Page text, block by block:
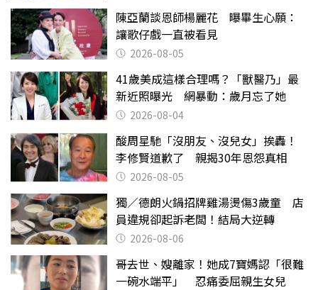
陳亞蘭談恩師楊麗花 曝畢生心願：
讓歌仔戲一直被看見
2026-08-05
41歲美成這樣合理嗎？「獸醫乃」最
新近照曝光 網暴動：歲月忘了她
2026-08-04
酸周星馳「沒朋友、沒兒女」挨轟！
李修賢道歉了 親揭30年恩怨真相
2026-08-05
獨／德朗火鍋招牌雞湯燙傷3歲童 店
員違規卻起訴老闆！結局大逆轉
2026-08-06
哥去世、嫂離家！她成7寶媽認「很難
一碗水端平」 忍痛委屈親生女兒